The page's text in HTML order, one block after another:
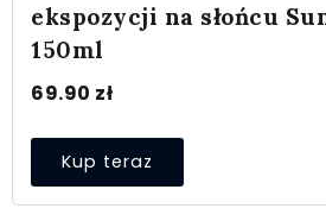
ekspozycji na słońcu
150ml
69.90 zł
Kup teraz